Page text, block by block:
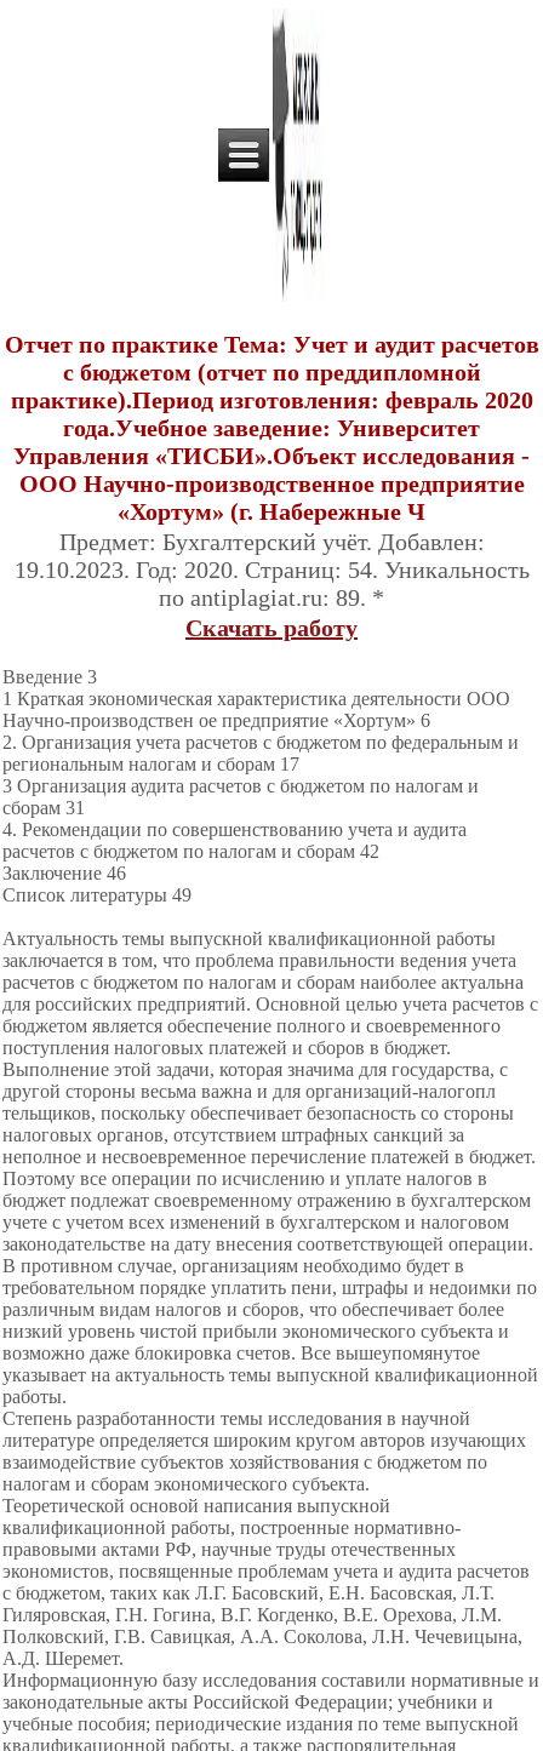
Отчет по практике Тема: Учет и аудит расчетов
с бюджетом (отчет по преддипломной
практике).Период изготовления: февраль 2020
года.Учебное заведение: Университет
Управления «ТИСБИ».Объект исследования -
ООО Научно-производственное предприятие
«Хортум» (г. Набережные Ч
Предмет: Бухгалтерский учёт. Добавлен:
19.10.2023. Год: 2020. Страниц: 54. Уникальность
по antiplagiat.ru: 89. *
Скачать работу
Введение 3
1 Краткая экономическая характеристика деятельности ООО
Научно-производствен ое предприятие «Хортум» 6
2. Организация учета расчетов с бюджетом по федеральным и
региональным налогам и сборам 17
3 Организация аудита расчетов с бюджетом по налогам и
сборам 31
4. Рекомендации по совершенствованию учета и аудита
расчетов с бюджетом по налогам и сборам 42
Заключение 46
Список литературы 49
Актуальность темы выпускной квалификационной работы
заключается в том, что проблема правильности ведения учета
расчетов с бюджетом по налогам и сборам наиболее актуальна
для российских предприятий. Основной целью учета расчетов с
бюджетом является обеспечение полного и своевременного
поступления налоговых платежей и сборов в бюджет.
Выполнение этой задачи, которая значима для государства, с
другой стороны весьма важна и для организаций-налогопл
тельщиков, поскольку обеспечивает безопасность со стороны
налоговых органов, отсутствием штрафных санкций за
неполное и несвоевременное перечисление платежей в бюджет.
Поэтому все операции по исчислению и уплате налогов в
бюджет подлежат своевременному отражению в бухгалтерском
учете с учетом всех изменений в бухгалтерском и налоговом
законодательстве на дату внесения соответствующей операции.
В противном случае, организациям необходимо будет в
требовательном порядке уплатить пени, штрафы и недоимки по
различным видам налогов и сборов, что обеспечивает более
низкий уровень чистой прибыли экономического субъекта и
возможно даже блокировка счетов. Все вышеупомянутое
указывает на актуальность темы выпускной квалификационной
работы.
Степень разработанности темы исследования в научной
литературе определяется широким кругом авторов изучающих
взаимодействие субъектов хозяйствования с бюджетом по
налогам и сборам экономического субъекта.
Теоретической основой написания выпускной
квалификационной работы, построенные нормативно-
правовыми актами РФ, научные труды отечественных
экономистов, посвященные проблемам учета и аудита расчетов
с бюджетом, таких как Л.Г. Басовский, Е.Н. Басовская, Л.Т.
Гиляровская, Г.Н. Гогина, В.Г. Когденко, В.Е. Орехова, Л.М.
Полковский, Г.В. Савицкая, А.А. Соколова, Л.Н. Чечевицына,
А.Д. Шеремет.
Информационную базу исследования составили нормативные и
законодательные акты Российской Федерации; учебники и
учебные пособия; периодические издания по теме выпускной
квалификационной работы, а также распорядительная